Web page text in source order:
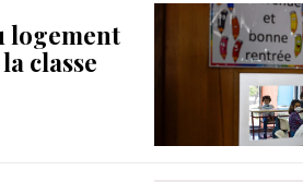
logement
classe